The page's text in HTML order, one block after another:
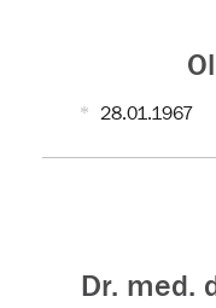
28.01.1967
Dr. med.